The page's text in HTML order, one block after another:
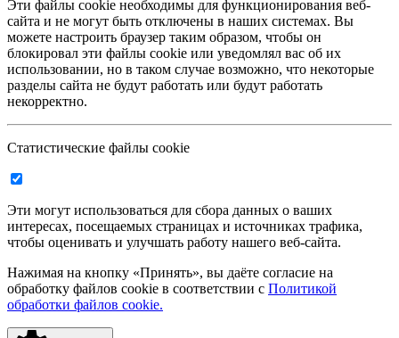
Эти файлы cookie необходимы для функционирования веб-
сайта и не могут быть отключены в наших системах. Вы
можете настроить браузер таким образом, чтобы он
блокировал эти файлы cookie или уведомлял вас об их
использовании, но в таком случае возможно, что некоторые
разделы сайта не будут работать или будут работать
некорректно.
Статистические файлы cookie
Эти могут использоваться для сбора данных о ваших
интересах, посещаемых страницах и источниках трафика,
чтобы оценивать и улучшать работу нашего веб-сайта.
Нажимая на кнопку «Принять», вы даёте согласие на
обработку файлов cookie в соответствии с Политикой
обработки файлов cookie.